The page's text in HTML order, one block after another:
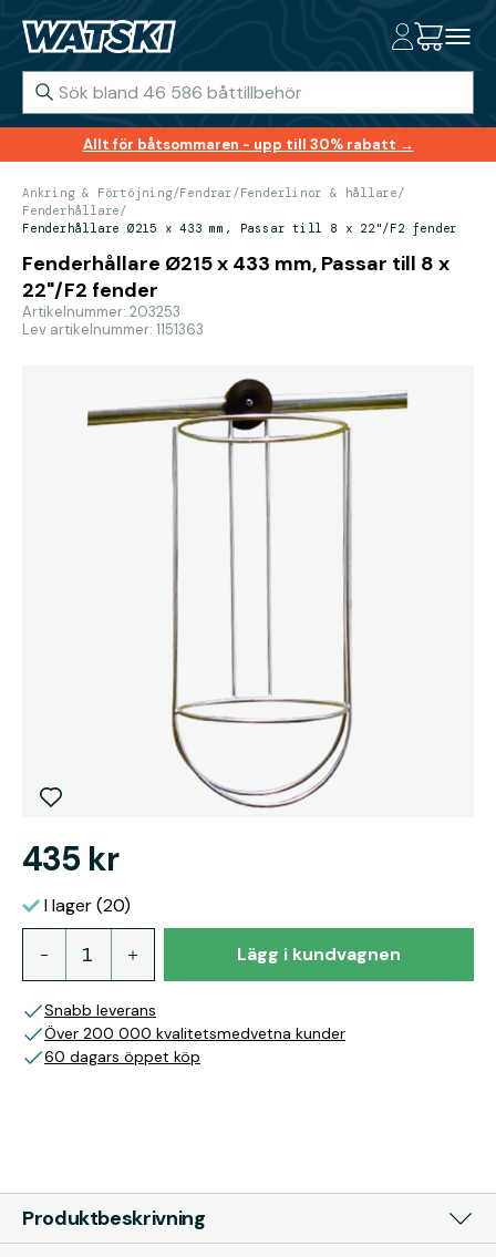
Allt för båtsommaren - upp till 30% rabatt →
Ankring & Förtöjning/Fendrar/Fenderlinor & hållare/
Fenderhållare/
Fenderhållare Ø215 x 433 mm, Passar till 8 x 22"/F2 fender
Fenderhållare Ø215 x 433 mm, Passar till 8 x
22"/F2 fender
Artikelnummer: 203253
Lev artikelnummer: 1151363
435 kr
I lager (20)
Lägg i kundvagnen
Snabb leverans
Över 200 000 kvalitetsmedvetna kunder
60 dagars öppet köp
Produktbeskrivning